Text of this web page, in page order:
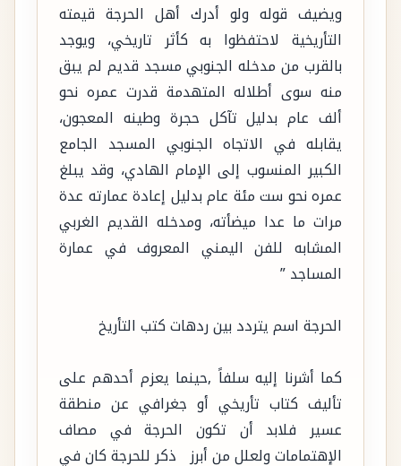
ويضيف قوله ولو أدرك أهل الحرجة قيمته
التأريخية لاحتفظوا به كأثر تاريخي، ويوجد
بالقرب من مدخله الجنوبي مسجد قديم لم يبق
منه سوى أطلاله المتهدمة قدرت عمره نحو
ألف عام بدليل تآكل حجرة وطينه المعجون،
يقابله في الاتجاه الجنوبي المسجد الجامع
الكبير المنسوب إلى الإمام الهادي، وقد يبلغ
عمره نحو ست مئة عام بدليل إعادة عمارته عدة
مرات ما عدا ميضأته، ومدخله القديم الغربي
المشابه للفن اليمني المعروف في عمارة
المساجد ”
الحرجة اسم يتردد بين ردهات كتب التأريخ
كما أشرنا إليه سلفاً ,حينما يعزم أحدهم على
تأليف كتاب تأريخي أو جغرافي عن منطقة
عسير فلابد أن تكون الحرجة في مصاف
الإهتمامات ولعلل من أبرز ذكر للحرجة كان في